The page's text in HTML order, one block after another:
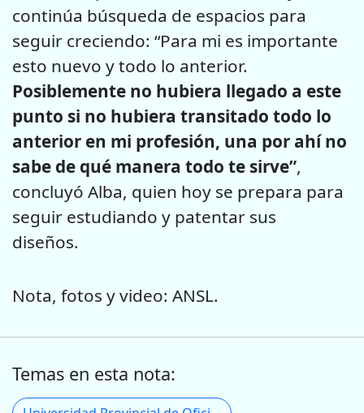
continúa búsqueda de espacios para
seguir creciendo: “Para mi es importante
esto nuevo y todo lo anterior.
Posiblemente no hubiera llegado a este
punto si no hubiera transitado todo lo
anterior en mi profesión, una por ahí no
sabe de qué manera todo te sirve”,
concluyó Alba, quien hoy se prepara para
seguir estudiando y patentar sus
diseños.
Nota, fotos y video: ANSL.
Temas en esta nota: